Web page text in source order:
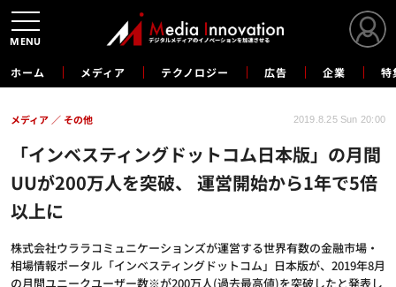
ホーム メディア テクノロジー 広告 企業 特
「インベスティングドットコム日本版」の月間
UUが200万人を突破、 運営開始から1年で5倍
以上に
株式会社ウララコミュニケーションズが運営する世界有数の金融市場・
相場情報ポータル「インベスティングドットコム」日本版が、2019年8月
の月間ユニークユーザー数※が200万人(過去最高値)を突破したと発表し
メディア その他 2019.8.25 Sun 20:00
MENU